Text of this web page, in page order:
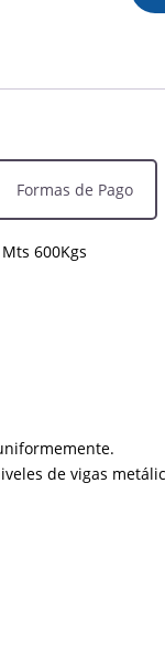
Formas de Pago
600Kgs
de vigas